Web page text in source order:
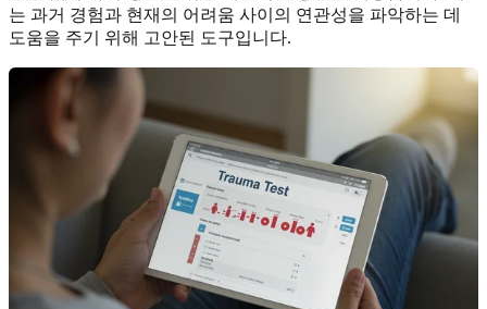
는 과거 경험과 현재의 어려움 사이의 연관성을 파악하는 데
도움을 주기 위해 고안된 도구입니다.